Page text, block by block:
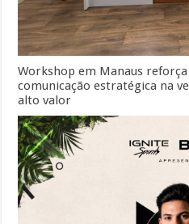
Workshop em Manaus
comunicação estratégica na
alto valor